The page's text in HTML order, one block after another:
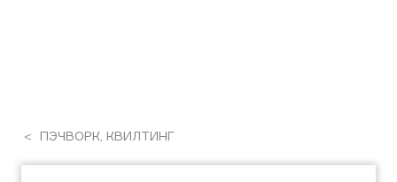
ПЭЧВОРК, КВИЛТИНГ